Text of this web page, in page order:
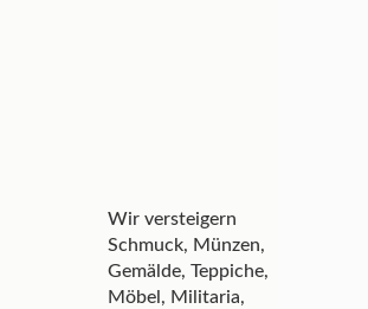
Wir versteigern
Schmuck, Münzen,
Gemälde, Teppiche,
Möbel, Militaria,